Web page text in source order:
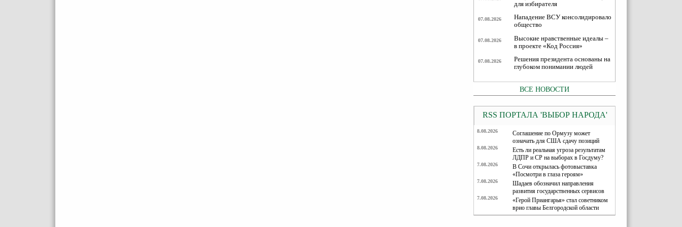
для избирателя
07.08.2026
Нападение ВСУ консолидировало
общество
07.08.2026
Высокие нравственные идеалы –
в проекте «Код Россия»
07.08.2026
Решения президента основаны на
глубоком понимании людей
ВСЕ НОВОСТИ
RSS ПОРТАЛА 'ВЫБОР НАРОДА'
8.08.2026
Соглашение по Ормузу может
означать для США сдачу позиций
8.08.2026
Есть ли реальная угроза результатам
ЛДПР и СР на выборах в Госдуму?
7.08.2026
В Сочи открылась фотовыставка
«Посмотри в глаза героям»
7.08.2026
Шадаев обозначил направления
развития государственных сервисов
7.08.2026
«Герой Приангарья» стал советником
врио главы Белгородской области